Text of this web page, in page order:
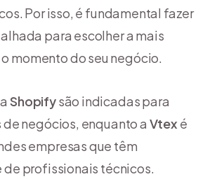
Por isso, é fundamental fazer
para escolher a mais
momento do seu negócio.
Shopifysão indicadas para
negócios, enquanto a Vtex é
empresas que têm
profissionais técnicos.